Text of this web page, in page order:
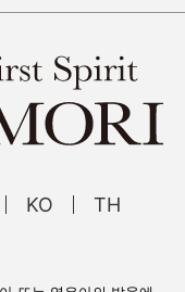
KO TH